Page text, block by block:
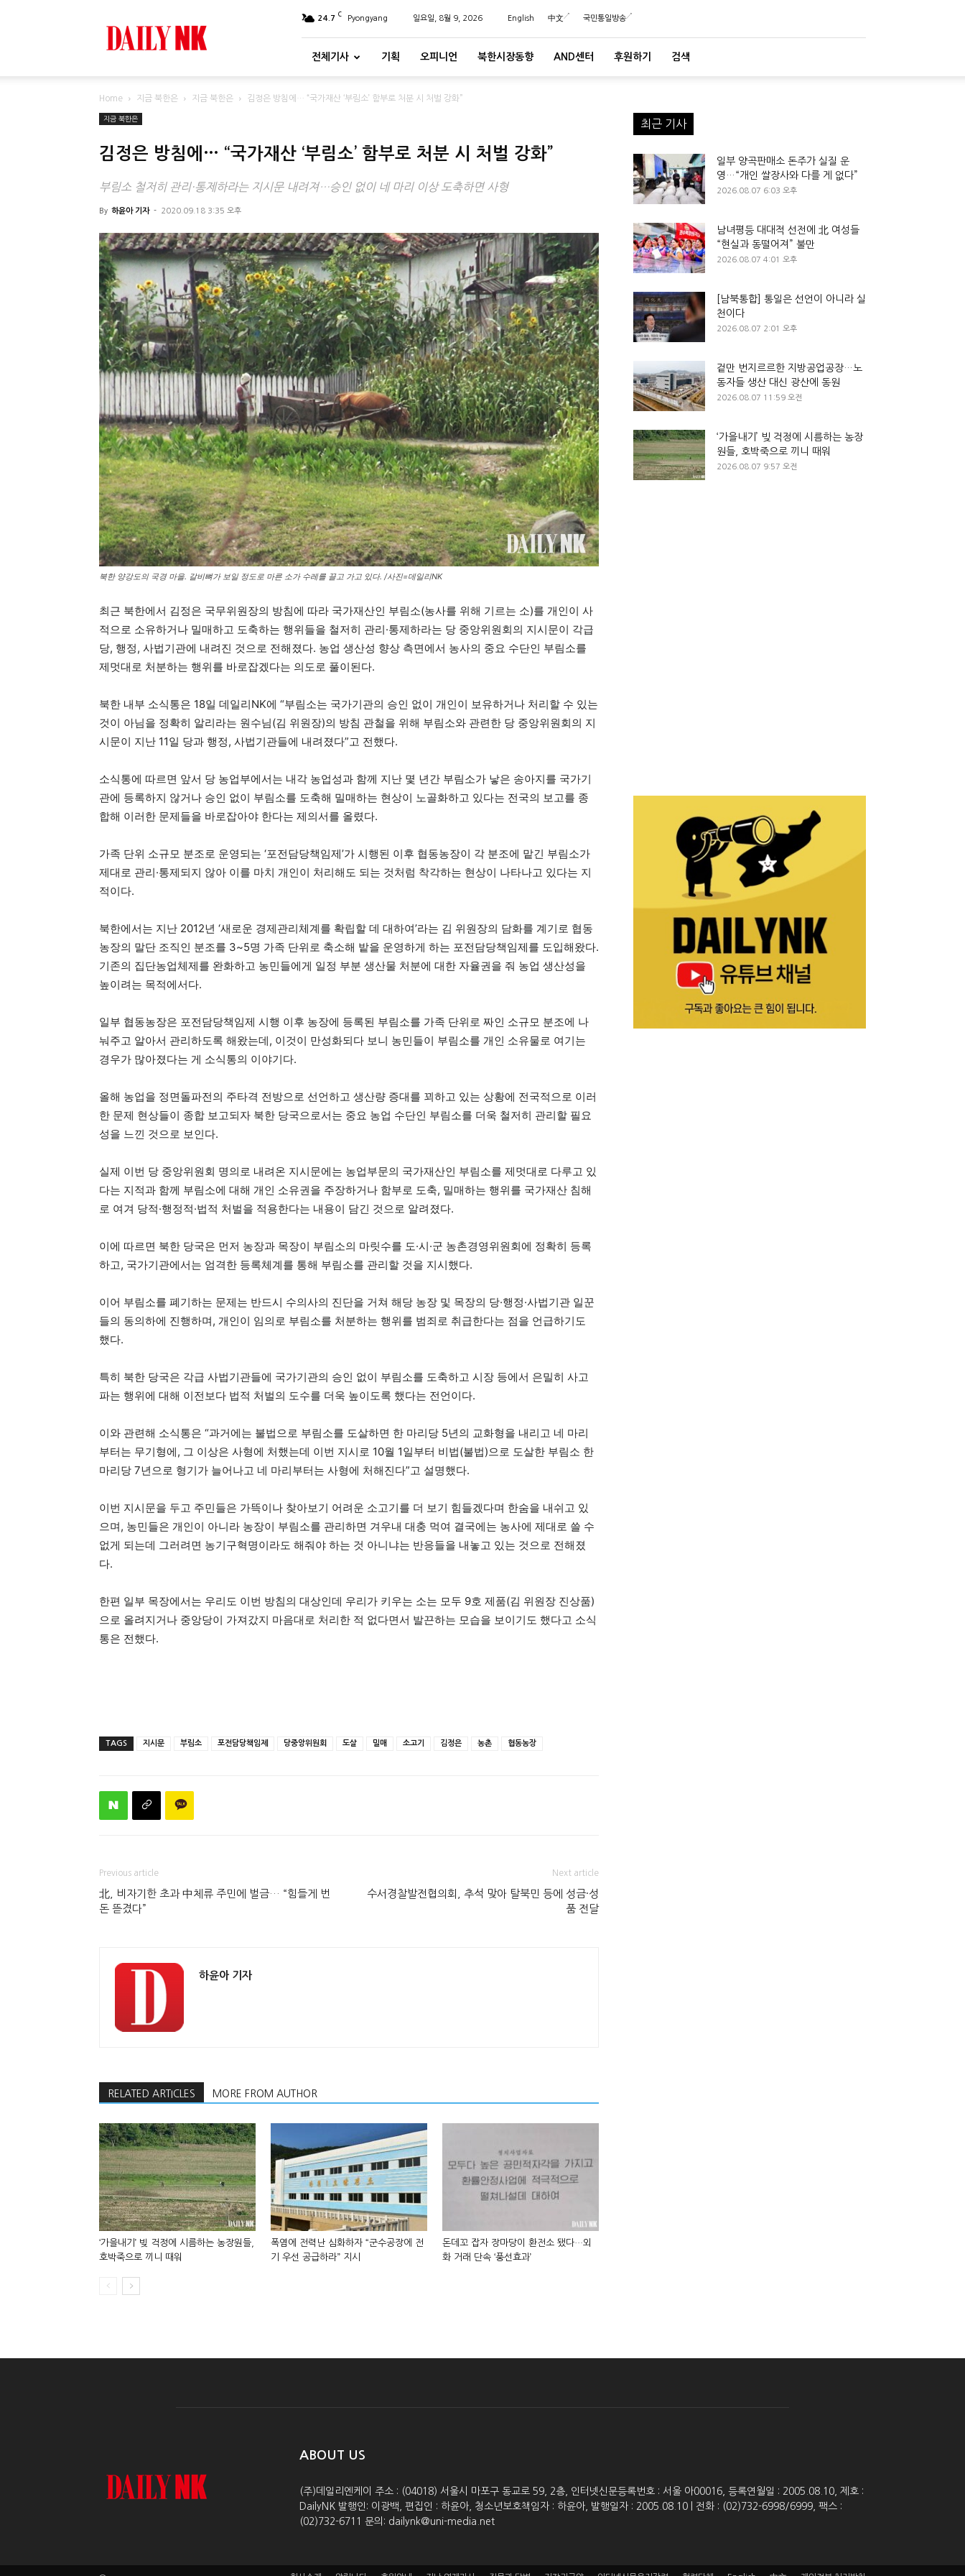
24.7 C Pyongyang 일요일, 8월 9, 2026 English 中文 국민통일방송
전체기사 기획 오피니언 북한시장동향 AND센터 후원하기 검색
Home 지금 북한은 지금 북한은 김정은 방침에… “국가재산 ‘부림소’ 함부로 처분 시 처벌 강화”
지금 북한은
김정은 방침에… “국가재산 ‘부림소’ 함부로 처분 시 처벌 강화”
부림소 철저히 관리·통제하라는 지시문 내려져…승인 없이 네 마리 이상 도축하면 사형
By 하윤아 기자 - 2020.09.18 3:35 오후
북한 양강도의 국경 마을. 갈비뼈가 보일 정도로 마른 소가 수레를 끌고 가고 있다. /사진=데일리NK
최근 북한에서 김정은 국무위원장의 방침에 따라 국가재산인 부림소(농사를 위해 기르는 소)를 개인이 사
적으로 소유하거나 밀매하고 도축하는 행위들을 철저히 관리·통제하라는 당 중앙위원회의 지시문이 각급
당, 행정, 사법기관에 내려진 것으로 전해졌다. 농업 생산성 향상 측면에서 농사의 중요 수단인 부림소를
제멋대로 처분하는 행위를 바로잡겠다는 의도로 풀이된다.
북한 내부 소식통은 18일 데일리NK에 “부림소는 국가기관의 승인 없이 개인이 보유하거나 처리할 수 있는
것이 아님을 정확히 알리라는 원수님(김 위원장)의 방침 관철을 위해 부림소와 관련한 당 중앙위원회의 지
시문이 지난 11일 당과 행정, 사법기관들에 내려졌다”고 전했다.
소식통에 따르면 앞서 당 농업부에서는 내각 농업성과 함께 지난 몇 년간 부림소가 낳은 송아지를 국가기
관에 등록하지 않거나 승인 없이 부림소를 도축해 밀매하는 현상이 노골화하고 있다는 전국의 보고를 종
합해 이러한 문제들을 바로잡아야 한다는 제의서를 올렸다.
가족 단위 소규모 분조로 운영되는 ‘포전담당책임제’가 시행된 이후 협동농장이 각 분조에 맡긴 부림소가
제대로 관리·통제되지 않아 이를 마치 개인이 처리해도 되는 것처럼 착각하는 현상이 나타나고 있다는 지
적이다.
북한에서는 지난 2012년 ‘새로운 경제관리체계를 확립할 데 대하여’라는 김 위원장의 담화를 계기로 협동
농장의 말단 조직인 분조를 3~5명 가족 단위로 축소해 밭을 운영하게 하는 포전담당책임제를 도입해왔다.
기존의 집단농업체제를 완화하고 농민들에게 일정 부분 생산물 처분에 대한 자율권을 줘 농업 생산성을
높이려는 목적에서다.
일부 협동농장은 포전담당책임제 시행 이후 농장에 등록된 부림소를 가족 단위로 짜인 소규모 분조에 나
눠주고 알아서 관리하도록 해왔는데, 이것이 만성화되다 보니 농민들이 부림소를 개인 소유물로 여기는
경우가 많아졌다는 게 소식통의 이야기다.
올해 농업을 정면돌파전의 주타격 전방으로 선언하고 생산량 증대를 꾀하고 있는 상황에 전국적으로 이러
한 문제 현상들이 종합 보고되자 북한 당국으로서는 중요 농업 수단인 부림소를 더욱 철저히 관리할 필요
성을 느낀 것으로 보인다.
실제 이번 당 중앙위원회 명의로 내려온 지시문에는 농업부문의 국가재산인 부림소를 제멋대로 다루고 있
다는 지적과 함께 부림소에 대해 개인 소유권을 주장하거나 함부로 도축, 밀매하는 행위를 국가재산 침해
로 여겨 당적·행정적·법적 처벌을 적용한다는 내용이 담긴 것으로 알려졌다.
이에 따르면 북한 당국은 먼저 농장과 목장이 부림소의 마릿수를 도·시·군 농촌경영위원회에 정확히 등록
하고, 국가기관에서는 엄격한 등록체계를 통해 부림소를 관리할 것을 지시했다.
이어 부림소를 폐기하는 문제는 반드시 수의사의 진단을 거쳐 해당 농장 및 목장의 당·행정·사법기관 일꾼
들의 동의하에 진행하며, 개인이 임의로 부림소를 처분하는 행위를 범죄로 취급한다는 점을 언급하기도
했다.
특히 북한 당국은 각급 사법기관들에 국가기관의 승인 없이 부림소를 도축하고 시장 등에서 은밀히 사고
파는 행위에 대해 이전보다 법적 처벌의 도수를 더욱 높이도록 했다는 전언이다.
이와 관련해 소식통은 “과거에는 불법으로 부림소를 도살하면 한 마리당 5년의 교화형을 내리고 네 마리
부터는 무기형에, 그 이상은 사형에 처했는데 이번 지시로 10월 1일부터 비법(불법)으로 도살한 부림소 한
마리당 7년으로 형기가 늘어나고 네 마리부터는 사형에 처해진다”고 설명했다.
이번 지시문을 두고 주민들은 가뜩이나 찾아보기 어려운 소고기를 더 보기 힘들겠다며 한숨을 내쉬고 있
으며, 농민들은 개인이 아니라 농장이 부림소를 관리하면 겨우내 대충 먹여 결국에는 농사에 제대로 쓸 수
없게 되는데 그러려면 농기구혁명이라도 해줘야 하는 것 아니냐는 반응들을 내놓고 있는 것으로 전해졌
다.
한편 일부 목장에서는 우리도 이번 방침의 대상인데 우리가 키우는 소는 모두 9호 제품(김 위원장 진상품)
으로 올려지거나 중앙당이 가져갔지 마음대로 처리한 적 없다면서 발끈하는 모습을 보이기도 했다고 소식
통은 전했다.
TAGS 지시문 부림소 포전담당책임제 당중앙위원회 도살 밀매 소고기 김정은 농촌 협동농장
Previous article
北, 비자기한 초과 中체류 주민에 벌금… “힘들게 번
돈 뜯겼다”
Next article
수서경찰발전협의회, 추석 맞아 탈북민 등에 성금·성
품 전달
하윤아 기자
RELATED ARTICLES MORE FROM AUTHOR
‘가을내기’ 빚 걱정에 시름하는 농장원들,
호박죽으로 끼니 때워
폭염에 전력난 심화하자 “군수공장에 전
기 우선 공급하라” 지시
돈데꼬 잡자 장마당이 환전소 됐다…외
화 거래 단속 ‘풍선효과’
최근 기사
일부 양곡판매소 돈주가 실질 운
영…“개인 쌀장사와 다를 게 없다”
2026.08.07 6:03 오후
남녀평등 대대적 선전에 北 여성들
“현실과 동떨어져” 불만
2026.08.07 4:01 오후
[남북통합] 통일은 선언이 아니라 실
천이다
2026.08.07 2:01 오후
겉만 번지르르한 지방공업공장…노
동자들 생산 대신 광산에 동원
2026.08.07 11:59 오전
‘가을내기’ 빚 걱정에 시름하는 농장
원들, 호박죽으로 끼니 때워
2026.08.07 9:57 오전
ABOUT US
(주)데일리엔케이 주소 : (04018) 서울시 마포구 동교로 59, 2층, 인터넷신문등록번호 : 서울 아00016, 등록연월일 : 2005.08.10, 제호 :
DailyNK 발행인: 이광백, 편집인 : 하윤아, 청소년보호책임자 : 하윤아, 발행일자 : 2005.08.10 | 전화 : (02)732-6998/6999, 팩스 :
(02)732-6711 문의: dailynk@uni-media.net